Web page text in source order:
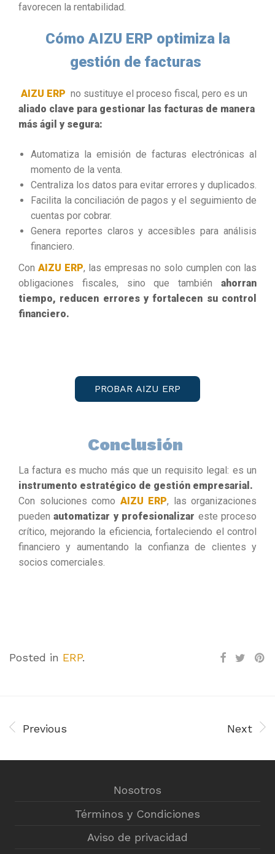
favorecen la rentabilidad.
Cómo AIZU ERP optimiza la
gestión de facturas
AIZU ERP no sustituye el proceso fiscal, pero es un
aliado clave para gestionar las facturas de manera
más ágil y segura:
Automatiza la emisión de facturas electrónicas al
momento de la venta.
Centraliza los datos para evitar errores y duplicados.
Facilita la conciliación de pagos y el seguimiento de
cuentas por cobrar.
Genera reportes claros y accesibles para análisis
financiero.
Con AIZU ERP, las empresas no solo cumplen con las
obligaciones fiscales, sino que también ahorran
tiempo, reducen errores y fortalecen su control
financiero.
PROBAR AIZU ERP
Conclusión
La factura es mucho más que un requisito legal: es un
instrumento estratégico de gestión empresarial.
Con soluciones como AIZU ERP, las organizaciones
pueden automatizar y profesionalizar este proceso
crítico, mejorando la eficiencia, fortaleciendo el control
financiero y aumentando la confianza de clientes y
socios comerciales.
Posted in ERP.
Previous Next
Nosotros
Términos y Condiciones
Aviso de privacidad